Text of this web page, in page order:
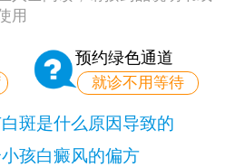
用
预约绿色通道
就诊不用等待
斑是什么原因导致的
孩白癜风的偏方